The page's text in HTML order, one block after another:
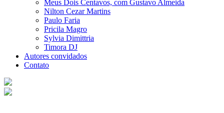
Meus Dois Centavos, com Gustavo Almeida
Nilton Cezar Martins
Paulo Faria
Pricila Magro
Sylvia Dimittria
Timora DJ
Autores convidados
Contato